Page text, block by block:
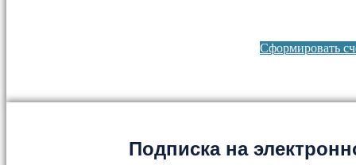
Сформировать
Подписка на